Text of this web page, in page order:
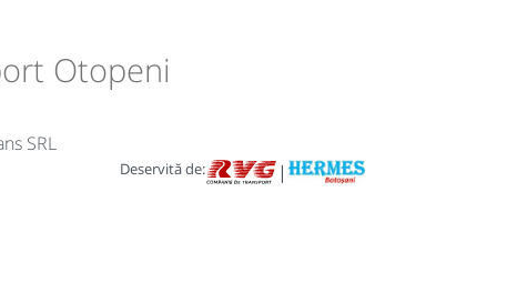
Otopeni
SRL
Deservită de: |